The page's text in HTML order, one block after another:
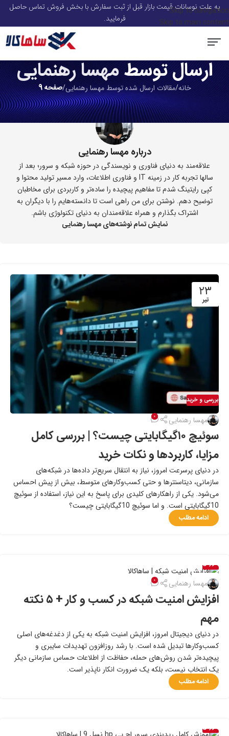
Skip to navigation
Skip to main content
به علت نوسانات قیمت بازار قبل از ثبت سفارش با بخش فروش تماس حاصل
فرمایید.
ارسال توسطمهسا رهنمایی
خانه/مقالات ارسال شده توسط مهسا رهنمایی/صفحه 9
درباره مهسا رهنمایی
علاقه‌مند به دنیای فناوری و نویسندگی در حوزه شبکه و سرور؛ بعد از
سالها تجربه کار در زمینه IT و فناوری اطلاعات، وارد مسیر تولید محتوا و
کپی رایتینگ شدم تا مفاهیم پیچیده را ساده‌تر و کاربردی‌ برای مخاطبان
توضیح دهم. نوشتن برای من راهی است تا دانسته‌هایم را با دیگران به
اشتراک بگذارم و همراه علاقه‌مندان به دنیای تکنولوژی باشم.
نمایش تمام نوشته‌های مهسا رهنمایی
۲۳
تیر
بررسی و خرید
مهسا رهنمایی ۰
سوئیچ ۱۰گیگابایتی چیست؟ | بررسی کامل
مزایا، کاربردها و نکات خرید
در دنیای پرسرعت امروز، نیاز به انتقال سریع‌تر داده‌ها در شبکه‌های
سازمانی، دیتاسنترها و حتی کسب‌وکارهای متوسط، بیش از پیش احساس
می‌شود. یکی از راهکارهای کلیدی برای پاسخ به این نیاز، استفاده از سوئیچ
10گیگابایتی است. و اما سوئیچ 10گیگابایتی چیست؟
ادامه مطلب
۱۹
تیر
آموزش
مهسا رهنمایی ۰
افزایش امنیت شبکه در کسب و کار + ۵ نکته
مهم
در دنیای دیجیتال امروز، افزایش امنیت شبکه به یکی از دغدغه‌های اصلی
کسب‌وکارها تبدیل شده است. با رشد روزافزون تهدیدات سایبری و
پیچیده‌تر شدن روش‌های حمله، حفاظت از اطلاعات حساس سازمانی دیگر
یک انتخاب نیست، بلکه یک ضرورت انکار ناپذیر است.
ادامه مطلب
آموزش